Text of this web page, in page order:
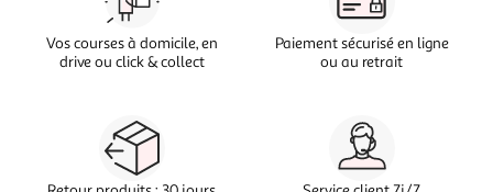
Vos courses à domicile, en
drive ou click & collect
Paiement sécurisé en ligne
ou au retrait